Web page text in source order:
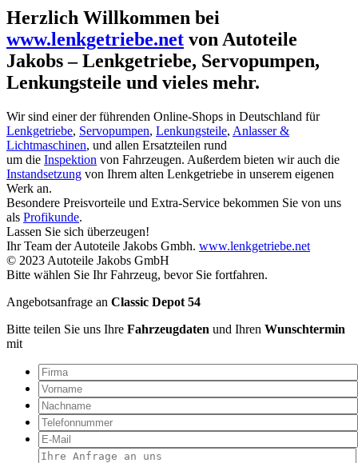
Herzlich Willkommen bei
www.lenkgetriebe.net von Autoteile
Jakobs – Lenkgetriebe, Servopumpen,
Lenkungsteile und vieles mehr.
Wir sind einer der führenden Online-Shops in Deutschland für
Lenkgetriebe, Servopumpen, Lenkungsteile, Anlasser &
Lichtmaschinen, und allen Ersatzteilen rund
um die Inspektion von Fahrzeugen. Außerdem bieten wir auch die
Instandsetzung von Ihrem alten Lenkgetriebe in unserem eigenen
Werk an.
Besondere Preisvorteile und Extra-Service bekommen Sie von uns
als Profikunde.
Lassen Sie sich überzeugen!
Ihr Team der Autoteile Jakobs Gmbh. www.lenkgetriebe.net
© 2023 Autoteile Jakobs GmbH
Bitte wählen Sie Ihr Fahrzeug, bevor Sie fortfahren.
Angebotsanfrage an Classic Depot 54
Bitte teilen Sie uns Ihre Fahrzeugdaten und Ihren Wunschtermin
mit